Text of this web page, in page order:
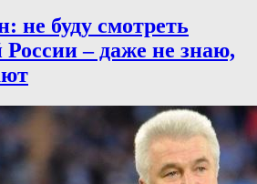
не буду смотреть
– даже не знаю,